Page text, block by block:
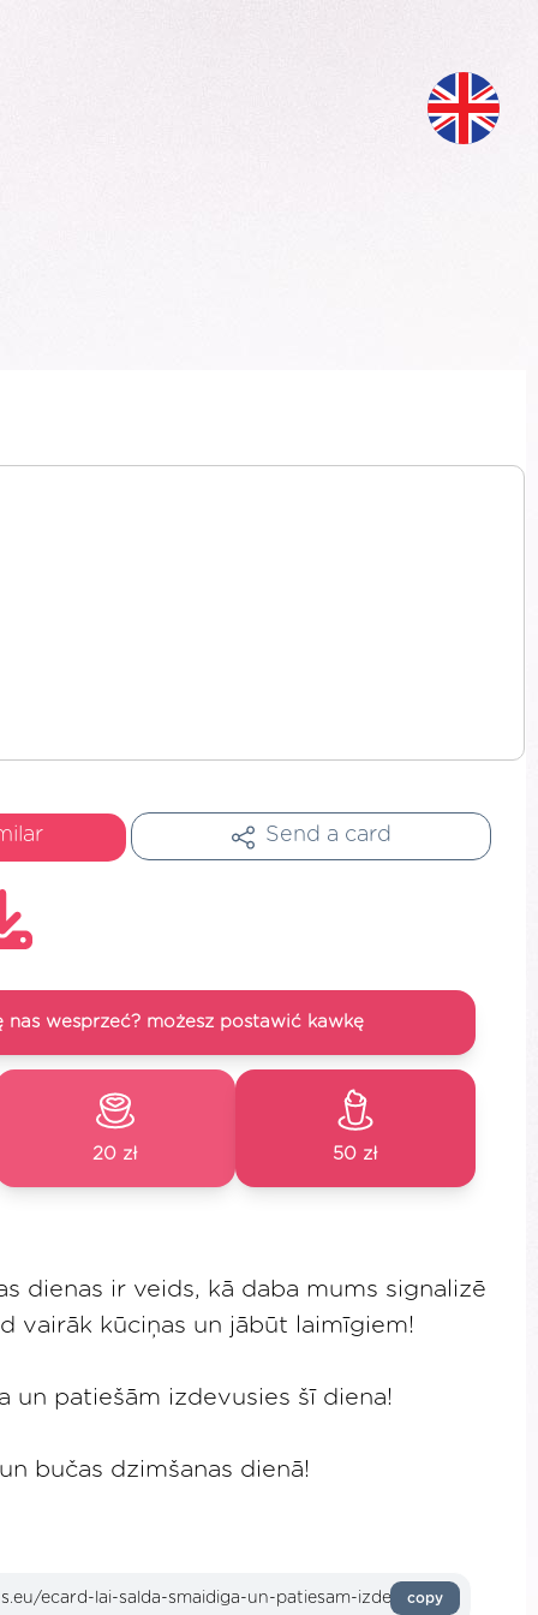
Send a card
nas wesprzeć? możesz postawić kawkę
20 zł 50 zł
dienas ir veids, kā daba mums signalizē
vairāk kūciņas un jābūt laimīgiem!
un patiešām izdevusies šī diena!
bučas dzimšanas dienā!
copy